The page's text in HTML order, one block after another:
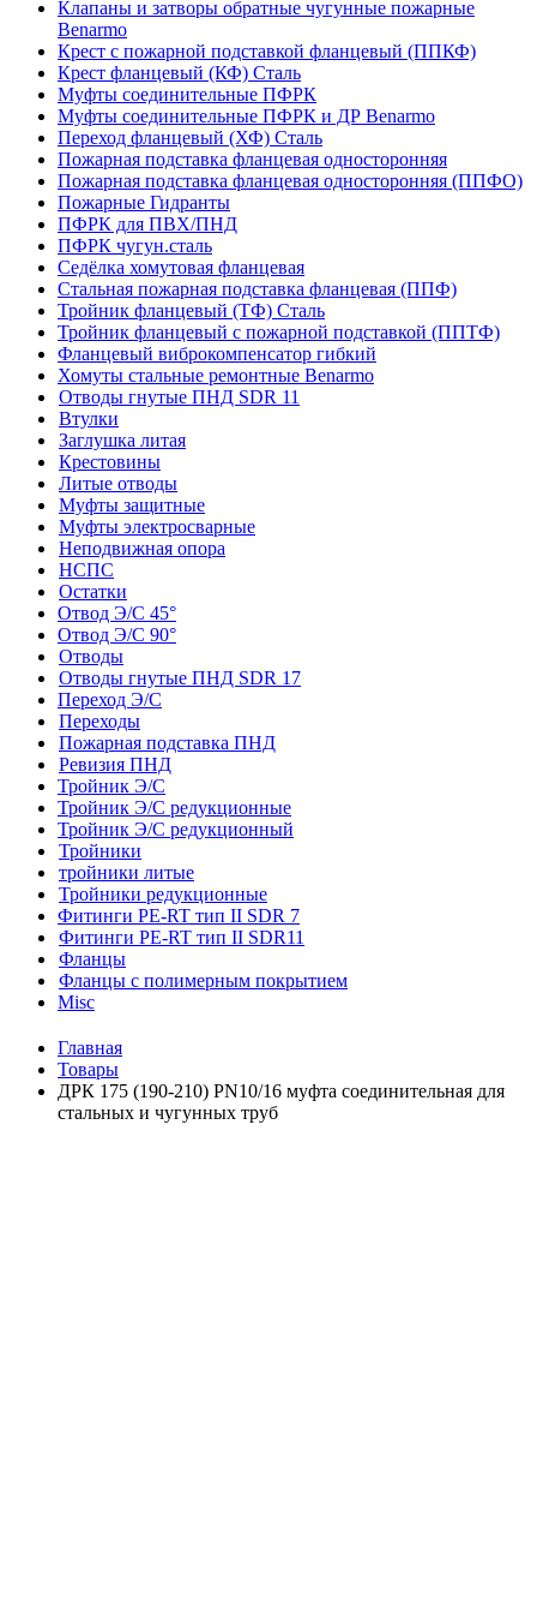
Клапаны и затворы обратные чугунные пожарные
Benarmo
Крест с пожарной подставкой фланцевый (ППКФ)
Крест фланцевый (КФ) Сталь
Муфты соединительные ПФРК
Муфты соединительные ПФРК и ДР Benarmo
Переход фланцевый (ХФ) Сталь
Пожарная подставка фланцевая односторонняя
Пожарная подставка фланцевая односторонняя (ППФО)
Пожарные Гидранты
ПФРК для ПВХ/ПНД
ПФРК чугун.сталь
Седёлка хомутовая фланцевая
Стальная пожарная подставка фланцевая (ППФ)
Тройник фланцевый (ТФ) Сталь
Тройник фланцевый с пожарной подставкой (ППТФ)
Фланцевый виброкомпенсатор гибкий
Хомуты стальные ремонтные Benarmo
Отводы гнутые ПНД SDR 11
Втулки
Заглушка литая
Крестовины
Литые отводы
Муфты защитные
Муфты электросварные
Неподвижная опора
НСПС
Остатки
Отвод Э/С 45°
Отвод Э/С 90°
Отводы
Отводы гнутые ПНД SDR 17
Переход Э/С
Переходы
Пожарная подставка ПНД
Ревизия ПНД
Тройник Э/С
Тройник Э/С редукционные
Тройник Э/С редукционный
Тройники
тройники литые
Тройники редукционные
Фитинги PE-RT тип II SDR 7
Фитинги PE-RT тип II SDR11
Фланцы
Фланцы с полимерным покрытием
Misc
Главная
Товары
ДРК 175 (190-210) PN10/16 муфта соединительная для
стальных и чугунных труб